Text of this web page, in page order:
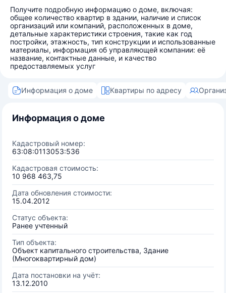
Получите подробную информацию о доме, включая:
общее количество квартир в здании, наличие и список
организаций или компаний, расположенных в доме,
детальные характеристики строения, такие как год
постройки, этажность, тип конструкции и использованные
материалы, информация об управляющей компании: её
название, контактные данные, и качество
предоставляемых услуг
Информация о доме Квартиры по адресу
Информация о доме
Кадастровый номер:
63:08:0113053:536
Кадастровая стоимость:
10 968 463,75
Дата обновления стоимости:
15.04.2012
Статус объекта:
Ранее учтенный
Тип объекта:
Объект капитального строительства, Здание
(Многоквартирный дом)
Дата постановки на учёт:
13.12.2010